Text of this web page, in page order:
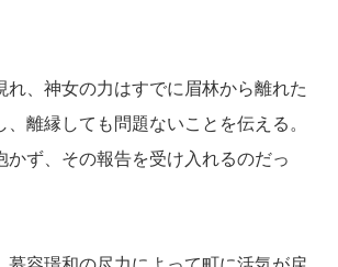
れ、神女の力はすでに眉林から離れた
、離縁しても問題ないことを伝える。
かず、その報告を受け入れるのだっ